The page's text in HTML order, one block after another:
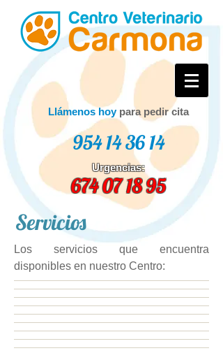
Llámenos hoypara pedir cita
954 14 36 14
Urgencias:
674 07 18 95
Servicios
Los servicios que encuentra
disponibles en nuestro Centro: